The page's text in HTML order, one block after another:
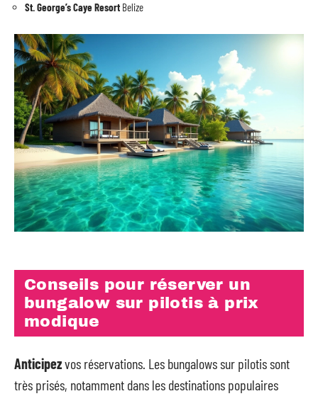
St. George’s Caye Resort Belize
Conseils pour réserver un
bungalow sur pilotis à prix
modique
Anticipezvos réservations. Les bungalows sur pilotis sont
très prisés, notamment dans les destinations populaires